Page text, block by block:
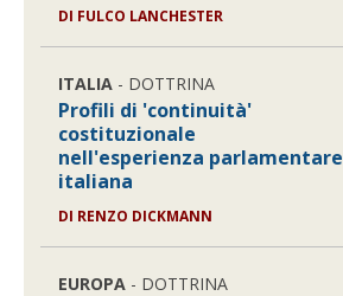
DI FULCO LANCHESTER
ITALIA - DOTTRINA
Profili di 'continuità'
costituzionale
nell'esperienza parlamentare
italiana
DI RENZO DICKMANN
EUROPA - DOTTRINA